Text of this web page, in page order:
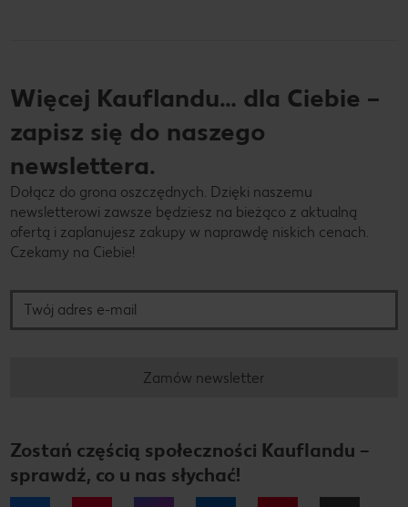
Więcej Kauflandu… dla Ciebie –
zapisz się do naszego
newslettera.
Dołącz do grona oszczędnych. Dzięki naszemu
newsletterowi zawsze będziesz na bieżąco z aktualną
ofertą i zaplanujesz zakupy w naprawdę niskich cenach.
Czekamy na Ciebie!
Zamów newsletter
Zostań częścią społeczności Kauflandu –
sprawdź, co u nas słychać!